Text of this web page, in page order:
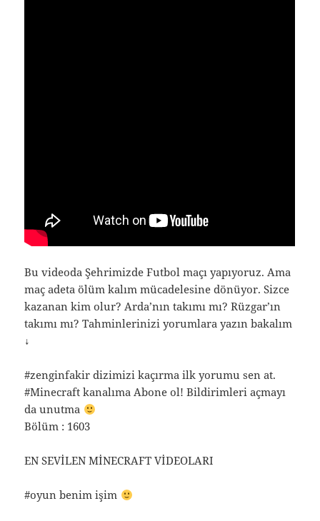
Bu videoda Şehrimizde Futbol maçı yapıyoruz. Ama
maç adeta ölüm kalım mücadelesine dönüyor. Sizce
kazanan kim olur? Arda’nın takımı mı? Rüzgar’ın
takımı mı? Tahminlerinizi yorumlara yazın bakalım
↓
#zenginfakir dizimizi kaçırma ilk yorumu sen at.
#Minecraft kanalıma Abone ol! Bildirimleri açmayı
da unutma
Bölüm : 1603
EN SEVİLEN MİNECRAFT VİDEOLARI
#oyun benim işim